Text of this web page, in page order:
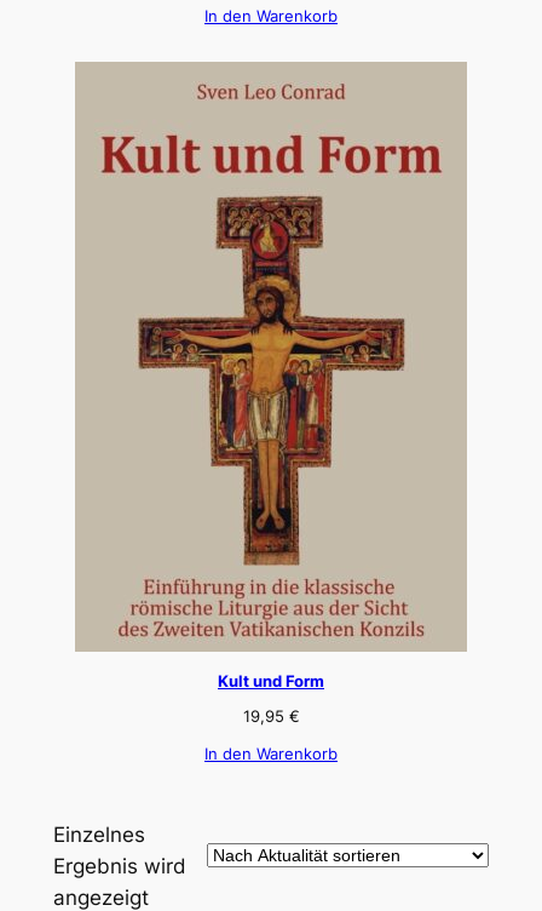
In den Warenkorb
Kult und Form
19,95 €
In den Warenkorb
Einzelnes
Ergebnis wird
angezeigt